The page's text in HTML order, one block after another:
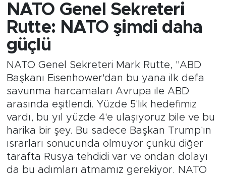
NATO Genel Sekreteri
Rutte: NATO şimdi daha
güçlü
NATO Genel Sekreteri Mark Rutte, "ABD
Başkanı Eisenhower'dan bu yana ilk defa
savunma harcamaları Avrupa ile ABD
arasında eşitlendi. Yüzde 5'lik hedefimiz
vardı, bu yıl yüzde 4'e ulaşıyoruz bile ve bu
harika bir şey. Bu sadece Başkan Trump'ın
ısrarları sonucunda olmuyor çünkü diğer
tarafta Rusya tehdidi var ve ondan dolayı
da bu adımları atmamız gerekiyor. NATO
Gündem
İlçeler
Magazin
Özel Haber
Politika
Resmi İlanlar
Tüm Manşetler
Son Dakika Haberleri